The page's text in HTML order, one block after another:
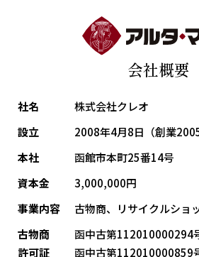
会社概要
社名
株式会社クレオ
設立
2008年4月8日（創業2005
本社
函館市本町25番14号
資本金
3,000,000円
事業内容
古物商、リサイクルショ
古物商
許可証
函中古第112010000294
函中古第112010000859